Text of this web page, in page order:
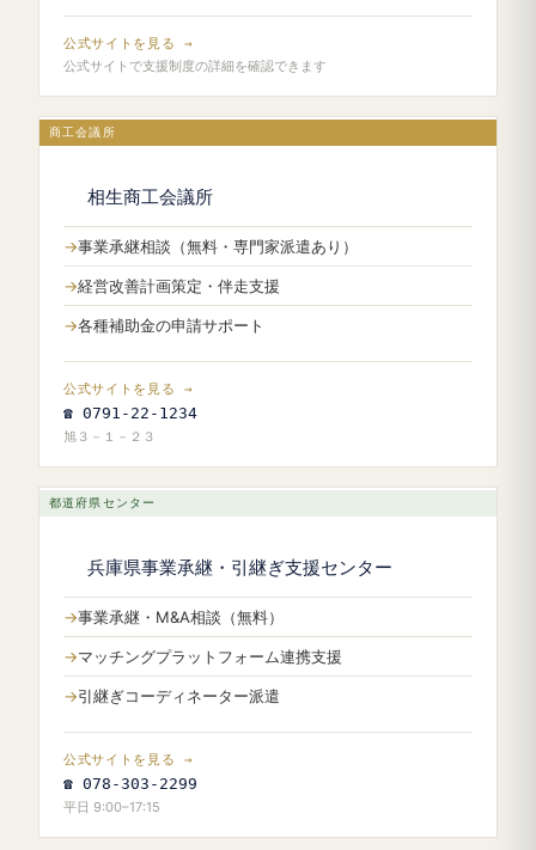
公式サイトを見る →
公式サイトで支援制度の詳細を確認できます
商工会議所
相生商工会議所
事業承継相談（無料・専門家派遣あり）
経営改善計画策定・伴走支援
各種補助金の申請サポート
公式サイトを見る →
☎ 0791-22-1234
旭３－１－２３
都道府県センター
兵庫県事業承継・引継ぎ支援センター
事業承継・M&A相談（無料）
マッチングプラットフォーム連携支援
引継ぎコーディネーター派遣
公式サイトを見る →
☎ 078-303-2299
平日 9:00–17:15